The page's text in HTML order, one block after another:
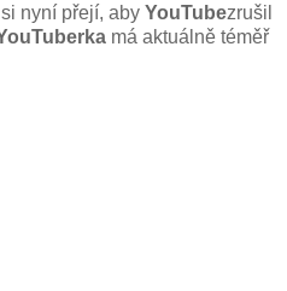
nyní přejí, aby YouTubezrušil
má aktuálně téměř